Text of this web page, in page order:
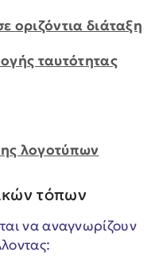
οριζόντια διάταξη
ταυτότητας
λογοτύπων
τόπων
να αναγνωρίζουν